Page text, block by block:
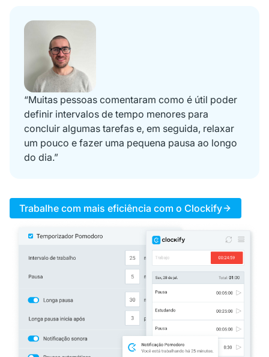
“Muitas pessoas comentaram como é útil poder
definir intervalos de tempo menores para
concluir algumas tarefas e, em seguida, relaxar
um pouco e fazer uma pequena pausa ao longo
do dia.”
Trabalhe com mais eficiência com o Clockify